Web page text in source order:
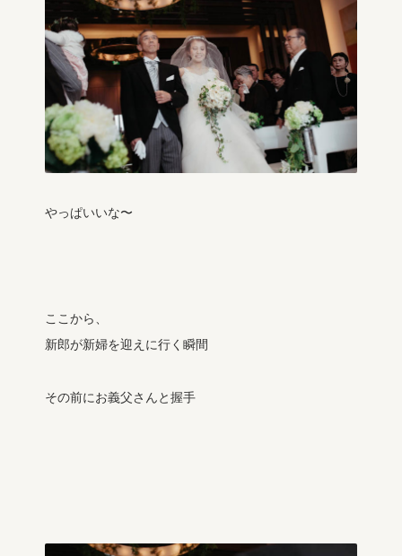
やっぱいいな〜
ここから、
新郎が新婦を迎えに行く瞬間
その前にお義父さんと握手